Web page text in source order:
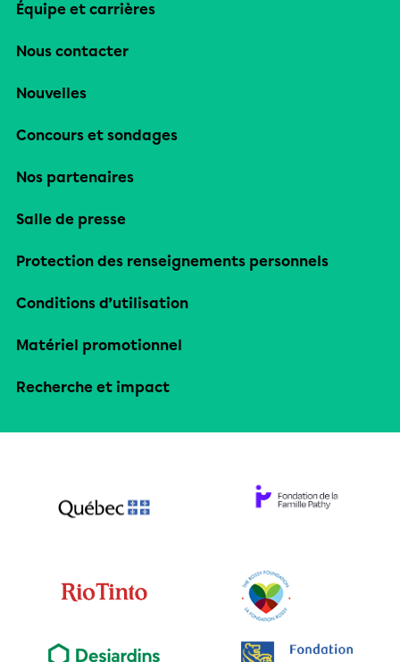
Équipe et carrières
Nous contacter
Nouvelles
Concours et sondages
Nos partenaires
Salle de presse
Protection des renseignements personnels
Conditions d’utilisation
Matériel promotionnel
Recherche et impact